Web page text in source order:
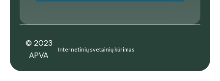
© 2023
APVA
Internetinių svetainių kūrimas